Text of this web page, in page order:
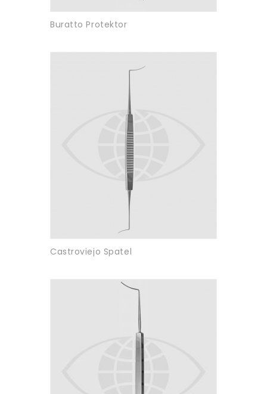
Buratto Protektor
Castroviejo Spatel